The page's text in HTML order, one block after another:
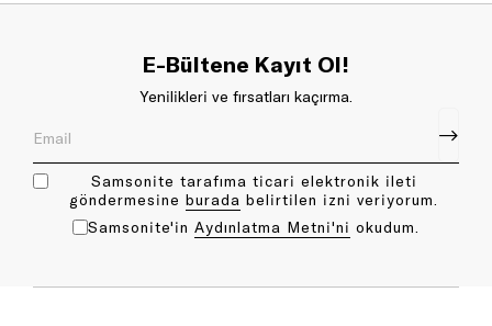
E-Bültene Kayıt Ol!
Yenilikleri ve fırsatları kaçırma.
Samsonite tarafıma ticari elektronik ileti
göndermesine bu rada belirtilen izni veriyorum.
Samsonite'in Aydınlatma Metni'ni okudum.